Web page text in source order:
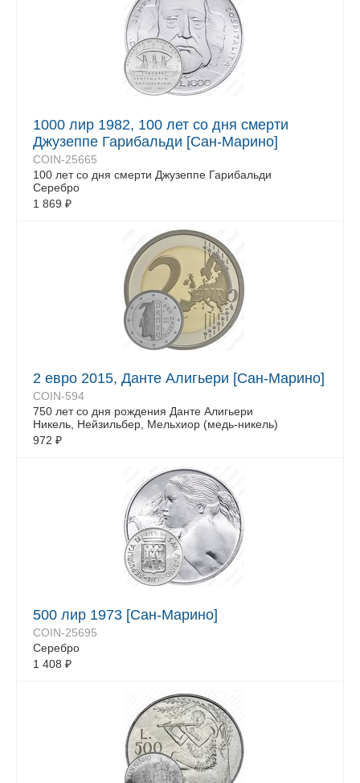
1000 лир 1982, 100 лет со дня смерти
Джузеппе Гарибальди [Сан-Марино]
COIN-25665
100 лет со дня смерти Джузеппе Гарибальди
Серебро
1 869 ₽
2 евро 2015, Данте Алигьери [Сан-Марино]
COIN-594
750 лет со дня рождения Данте Алигьери
Никель, Нейзильбер, Мельхиор (медь-никель)
972 ₽
500 лир 1973 [Сан-Марино]
COIN-25695
Серебро
1 408 ₽